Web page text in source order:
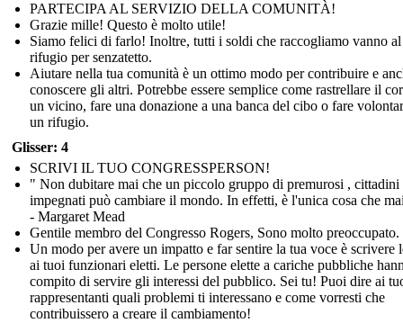
PARTECIPA AL SERVIZIO DELLA COMUNITÀ!
Grazie mille! Questo è molto utile!
Siamo felici di farlo! Inoltre, tutti i soldi che raccogliamo vanno al
rifugio per senzatetto.
Aiutare nella tua comunità è un ottimo modo per contribuire e
conoscere gli altri. Potrebbe essere semplice come rastrellare il
un vicino, fare una donazione a una banca del cibo o fare
un rifugio.
Glisser: 4
SCRIVI IL TUO CONGRESSPERSON!
" Non dubitare mai che un piccolo gruppo di premurosi , cittadini
impegnati può cambiare il mondo. In effetti, è l'unica cosa che
- Margaret Mead
Gentile membro del Congresso Rogers, Sono molto preoccupato.
Un modo per avere un impatto e far sentire la tua voce è scrivere
ai tuoi funzionari eletti. Le persone elette a cariche pubbliche
compito di servire gli interessi del pubblico. Sei tu! Puoi dire ai
rappresentanti quali problemi ti interessano e come vorresti che
contribuissero a creare il cambiamento!